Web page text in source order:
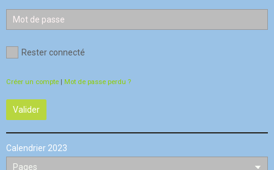
Rester connecté
Créer un compte Mot de passe perdu ?
Valider
Calendrier 2023